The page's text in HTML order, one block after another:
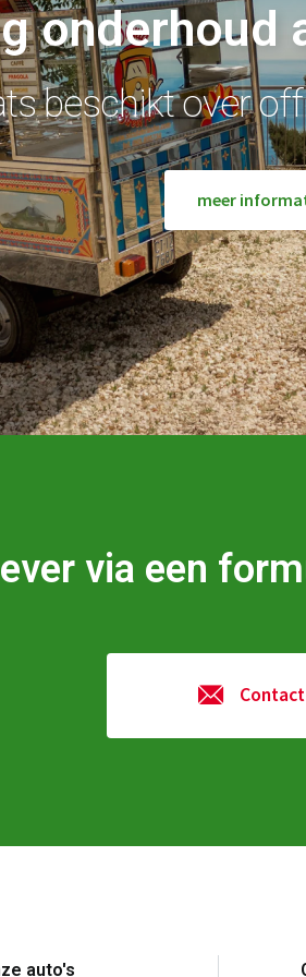
onderhoud
beschikt over
meer
via een
auto's